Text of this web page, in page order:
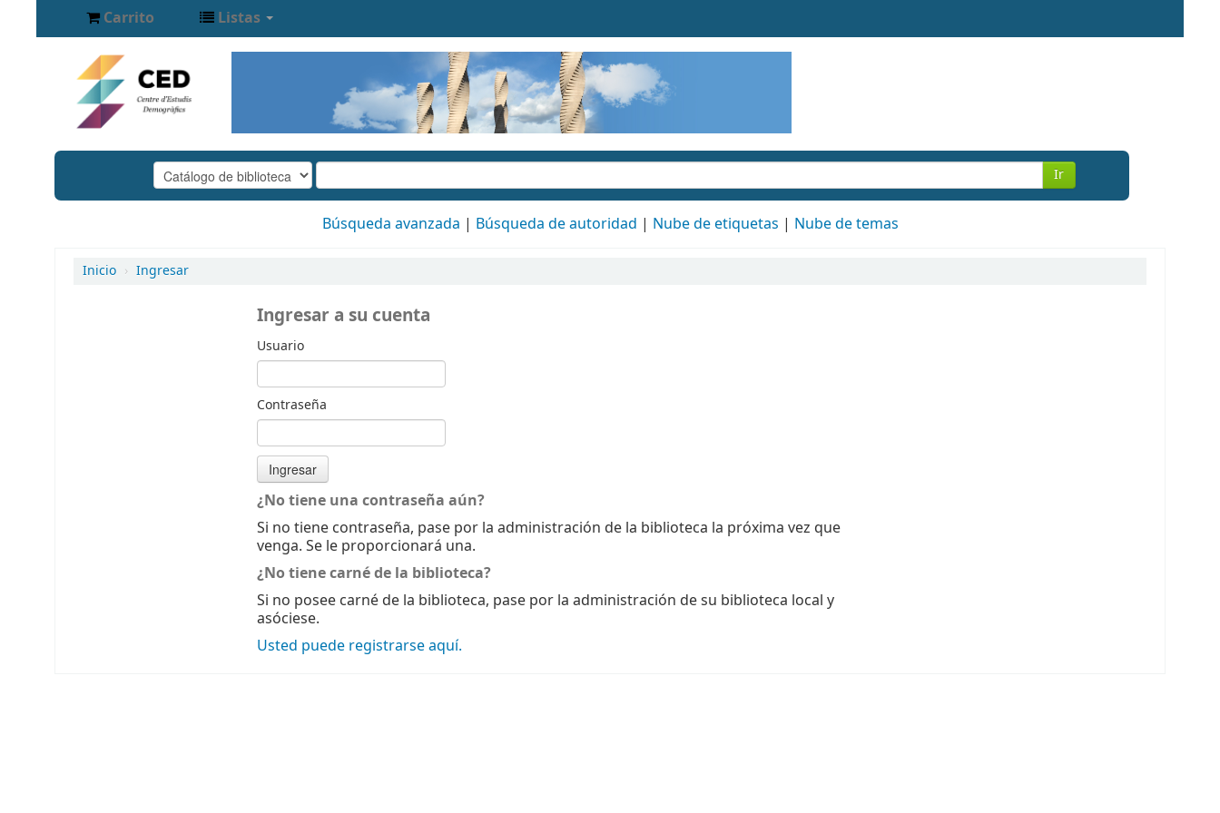
Carrito Listas
Ir
Búsqueda avanzada Búsqueda de autoridad Nube de etiquetas Nube de temas
Inicio › Ingresar
Ingresar a su cuenta
Usuario
Contraseña
¿No tiene una contraseña aún?
Si no tiene contraseña, pase por la administración de la biblioteca la próxima vez que
venga. Se le proporcionará una.
¿No tiene carné de la biblioteca?
Si no posee carné de la biblioteca, pase por la administración de su biblioteca local y
asóciese.
Usted puede registrarse aquí.